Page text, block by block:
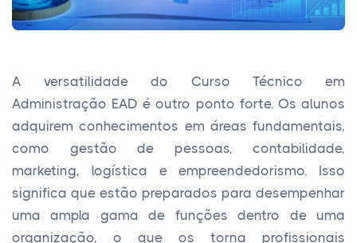
A versatilidade do Curso Técnico em
Administração EAD é outro ponto forte. Os alunos
adquirem conhecimentos em áreas fundamentais,
como gestão de pessoas, contabilidade,
marketing, logística e empreendedorismo. Isso
significa que estão preparados para desempenhar
uma ampla gama de funções dentro de uma
organização, o que os torna profissionais